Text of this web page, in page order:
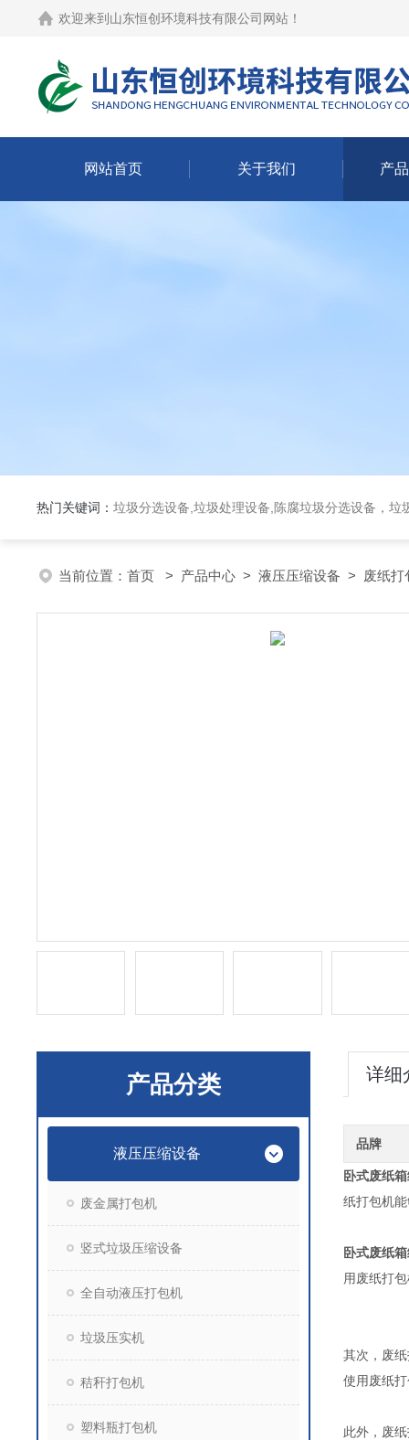
欢迎来到 山东恒创环境科技有限公司网站 ！
网站首页 关于我们 产
热门关键词： 垃圾分选设备,垃圾处理设备,陈腐垃圾分选设备，垃
当前位置： 首页 > 产品中心 > 液压压缩设备 > 废纸打
产品分类
液压压缩设备
废金属打包机
竖式垃圾压缩设备
全自动液压打包机
垃圾压实机
秸秆打包机
塑料瓶打包机
详细
品牌
卧式废纸
纸打包机
卧式废纸
用废纸打
其次，废
使用废纸
此外，废